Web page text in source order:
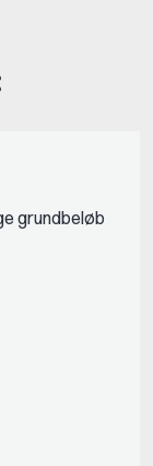
grundbeløb
kr.
kr.